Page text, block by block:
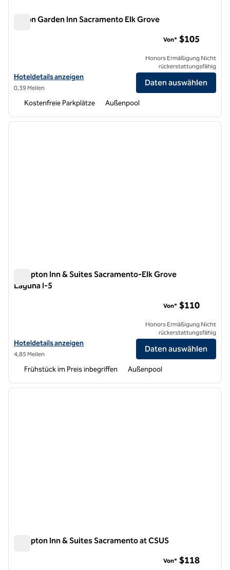
Hilton Garden Inn Sacramento Elk Grove
Hoteldetails für das Hilton Garden Inn Sacramento Elk Grove
Hoteldetails anzeigen
0,39 Meilen
Von* $105
Honors Ermäßigung Nicht
rückerstattungsfähig
Daten auswählen
Kostenfreie Parkplätze Außenpool
1 von 12
Hampton Inn & Suites Sacramento-Elk Grove
Laguna I-5
Hoteldetails für Hampton Inn & Suites Sacramento-Elk Grove
Hoteldetails anzeigen
4,85 Meilen
Von* $110
Honors Ermäßigung Nicht
rückerstattungsfähig
Daten auswählen
Frühstück im Preis inbegriffen Außenpool
1 von 12
Hampton Inn & Suites Sacramento at CSUS
Von* $118